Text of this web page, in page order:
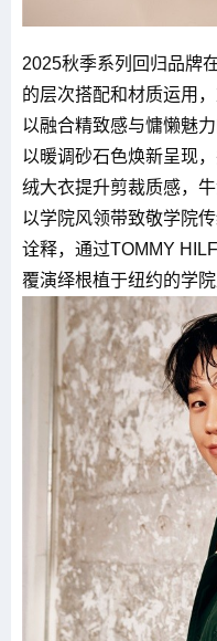
2025秋季系列回归品牌
的层次搭配和材质运用
以融合精致感与慵懒魅
以暖调砂石色焕新呈现
绒大衣提升剪裁质感，
以学院风领带致敬学院
诠释，通过TOMMY
覆演绎根植于纽约的学院